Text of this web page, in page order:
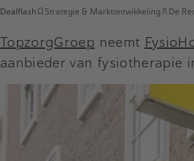
Dealflash Strategie & Marktontwikkeling De
TopzorgGroep neemt
aanbieder van fysiotherapie